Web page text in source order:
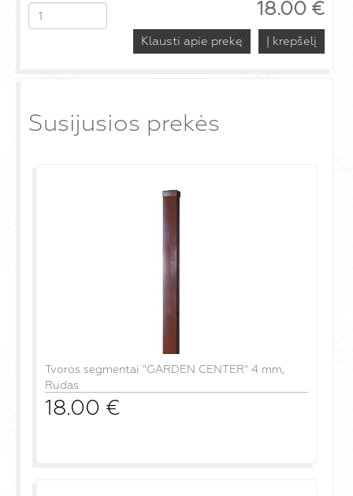
18.00 €
Klausti apie prekę
Susijusios prekės
Tvoros segmentai "GARDEN CENTER" 4 mm,
Rudas
18.00 €